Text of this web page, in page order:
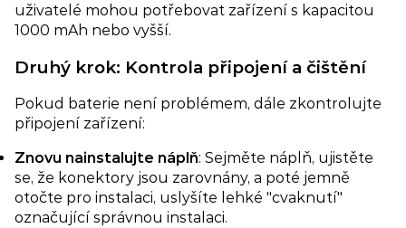
uživatelé mohou potřebovat zařízení s kapacitou
1000 mAh nebo vyšší.
Druhý krok: Kontrola připojení a čištění​
Pokud baterie není problémem, dále zkontrolujte
připojení zařízení:
Znovu nainstalujte náplň​: Sejměte náplň, ujistěte
se, že konektory jsou zarovnány, a poté jemně
otočte pro instalaci, uslyšíte lehké "cvaknutí"
označující správnou instalaci.